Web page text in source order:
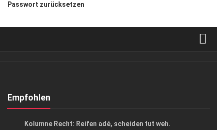
Passwort zurücksetzen
Kontakt, Impressum
Empfohlen
Kolumne Recht: Reifen adé, scheiden tut weh.